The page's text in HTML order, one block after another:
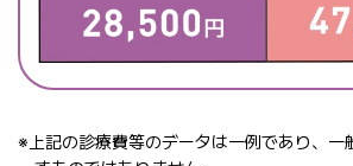
※上記の診療費等のデータは一例であり、一